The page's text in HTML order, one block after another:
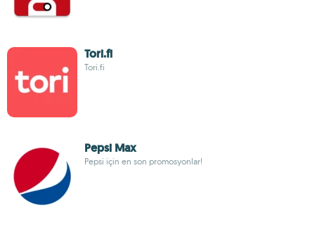
Tori.fi
Tori.fi
Pepsi Max
Pepsi için en son promosyonlar!